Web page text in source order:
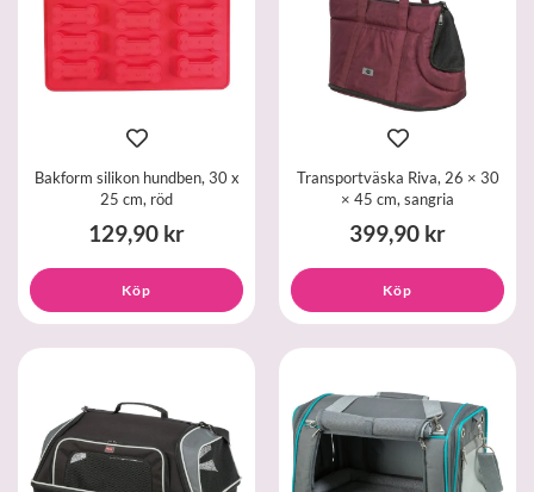
Bakform silikon hundben, 30 x
25 cm, röd
129,90 kr
Köp
Transportväska Riva, 26 × 30
× 45 cm, sangria
399,90 kr
Köp